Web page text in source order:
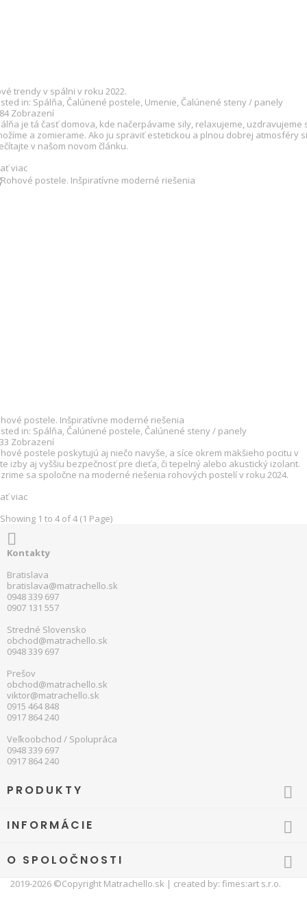
trendy v spálni v roku 2022.
in: Spálňa, Čalúnené postele, Umenie, Čalúnené steny / panely
Zobrazení
je tá časť domova, kde načerpávame sily, relaxujeme, uzdravujeme
a zomierame. Ako ju spraviť estetickou a plnou dobrej atmosféry si
v našom novom článku.
viac
postele. Inšpiratívne moderné riešenia
in: Spálňa, Čalúnené postele, Čalúnené steny / panely
Zobrazení
postele poskytujú aj niečo navyše, a síce okrem mäkšieho pocitu v
izby aj vyššiu bezpečnosť pre dieťa, či tepelný alebo akustický izolant.
sa spoločne na moderné riešenia rohových postelí v roku 2024.
viac
Showing 1 to 4 of 4 (1 Page)

Kontakty
Bratislava
bratislava@matrachello.sk
0948 339 697
0907 131 557
Stredné Slovensko
obchod@matrachello.sk
0948 339 697
Prešov
obchod@matrachello.sk
viktor@matrachello.sk
0915 464 848
0917 864 240
Veľkoobchod / Spolupráca
0948 339 697
0917 864 240
PRODUKTY 
INFORMÁCIE 
O SPOLOČNOSTI 
2019-2026 ©Copyright Matrachello.sk | created by: fimes:art s.r.o.